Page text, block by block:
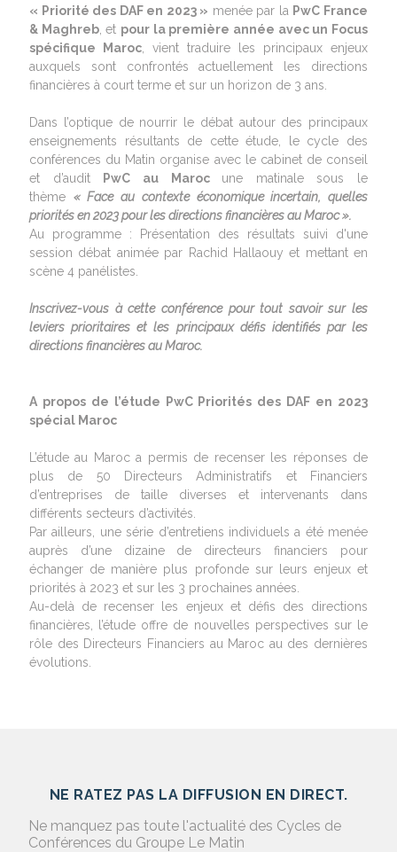
« Priorité des DAF en 2023 » menée par la PwC France
& Maghreb, et pour la première année avec un Focus
spécifique Maroc , vient traduire les principaux enjeux
auxquels sont confrontés actuellement les directions
financières à court terme et sur un horizon de 3 ans.
Dans l’optique de nourrir le débat autour des principaux
enseignements résultants de cette étude, le cycle des
conférences du Matin organise avec le cabinet de conseil
et d’audit
PwC au Maroc une matinale sous le
thème « Face au contexte économique incertain, quelles
priorités en 2023 pour les directions financières au Maroc ».
Au programme : Présentation des résultats suivi d'une
session débat animée par Rachid Hallaouy et mettant en
scène 4 panélistes.
Inscrivez-vous à cette conférence pour tout savoir sur les
leviers prioritaires et les principaux défis identifiés par les
directions financières au Maroc.
A propos de l’étude PwC Priorités des DAF en 2023
spécial Maroc
L’étude au Maroc a permis de recenser les réponses de
plus de 50 Directeurs Administratifs et Financiers
d’entreprises de taille diverses et intervenants dans
différents secteurs d’activités.
Par ailleurs, une série d’entretiens individuels a été menée
auprès d’une dizaine de directeurs financiers pour
échanger de manière plus profonde sur leurs enjeux et
priorités à 2023 et sur les 3 prochaines années.
Au-delà de recenser les enjeux et défis des directions
financières, l’étude offre de nouvelles perspectives sur le
rôle des Directeurs Financiers au Maroc au des dernières
évolutions.
NE RATEZ PAS LA DIFFUSION EN DIRECT.
Ne manquez pas toute l'actualité des Cycles de
Conférences du Groupe Le Matin